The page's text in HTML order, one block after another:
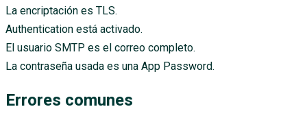
La encriptación es TLS.
Authentication está activado.
El usuario SMTP es el correo completo.
La contraseña usada es una App Password.
Errores comunes